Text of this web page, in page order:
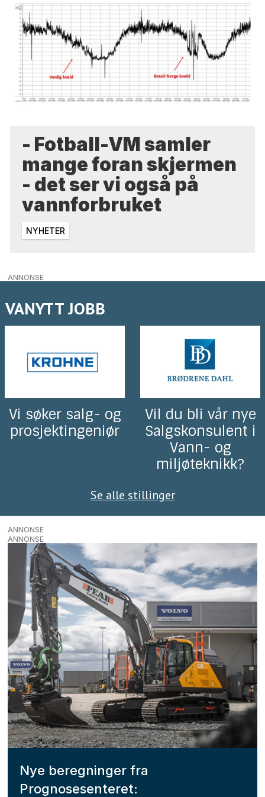
- Fotball-VM samler
mange foran skjermen
- det ser vi også på
vannforbruket
NYHETER
ANNONSE
VANYTT JOBB
Vi søker salg- og
prosjektingeniør
Vil du bli vår nye
Salgskonsulent i
Vann- og
miljøteknikk?
Se alle stillinger
ANNONSE
ANNONSE
Nye beregninger fra
Prognosesenteret: